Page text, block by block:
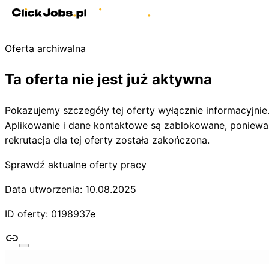
Oferta archiwalna
Ta oferta nie jest już aktywna
Pokazujemy szczegóły tej oferty wyłącznie informacyjnie.
Aplikowanie i dane kontaktowe są zablokowane,
rekrutacja dla tej oferty została zakończona.
Sprawdź aktualne oferty pracy
Data utworzenia: 10.08.2025
ID oferty: 0198937e